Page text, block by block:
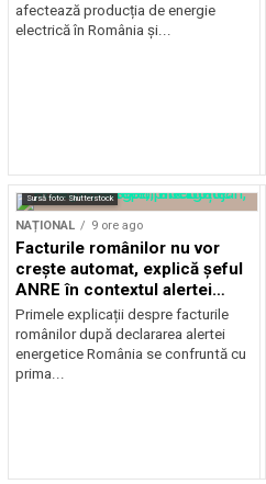
afectează producția de energie
electrică în România și...
Sursă foto: Shutterstock
NAȚIONAL 9 ore ago
Facturile românilor nu vor
crește automat, explică șeful
ANRE în contextul alertei
energetice
Primele explicații despre facturile
românilor după declararea alertei
energetice România se confruntă cu
prima...